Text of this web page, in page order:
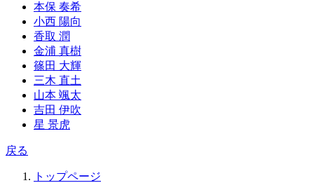
本保 奏希
小西 陽向
香取 潤
金浦 真樹
篠田 大輝
三木 直土
山本 颯太
吉田 伊吹
星 景虎
戻る
トップページ